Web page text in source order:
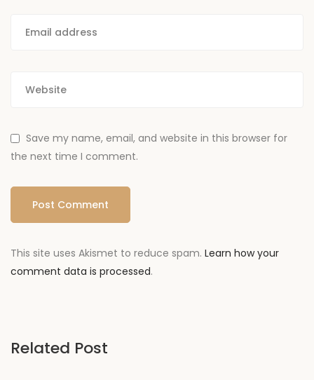
Save my name, email, and website in this browser for
the next time I comment.
This site uses Akismet to reduce spam. Learn how your
comment data is processed.
Related Post